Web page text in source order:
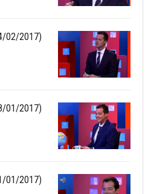
02/2017)
01/2017)
01/2017)